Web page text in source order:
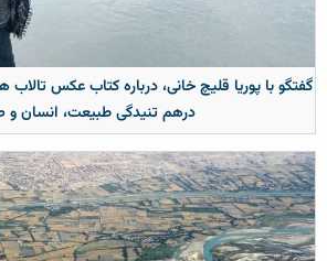
گفتگو با پوریا قلیچ خانی، درباره کتاب عکس تالاب
درهم تنیدگی طبیعت، انسان